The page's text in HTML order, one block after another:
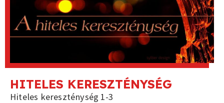
HITELES KERESZTÉNYSÉG
Hiteles kereszténység 1-3